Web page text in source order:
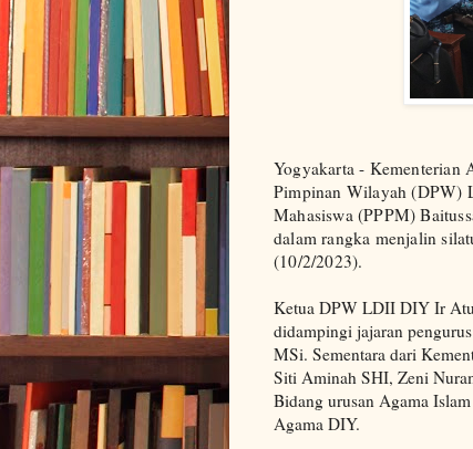
Yogyakarta - Kementerian
Pimpinan Wilayah (DPW)
Mahasiswa (PPPM)
dalam rangka menjalin
(10/2/2023).
Ketua DPW LDII DIY Ir
didampingi jajaran
MSi. Sementara dari
Siti Aminah SHI, Zeni
Bidang urusan Agama
Agama DIY.